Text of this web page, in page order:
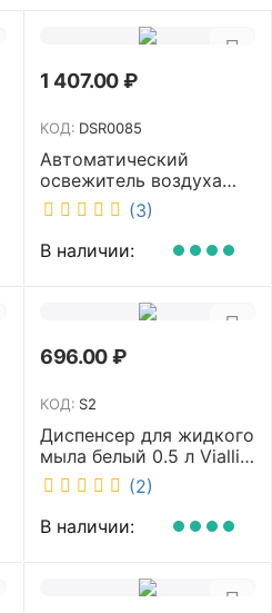
1 407.00₽
КОД: DSR0085
Автоматический
освежитель воздуха
DISCOVER белый
DSR0085
(3)
В наличии:
696.00₽
КОД: S2
Диспенсер для жидкого
мыла белый 0.5 л Vialli
S2
(2)
В наличии: